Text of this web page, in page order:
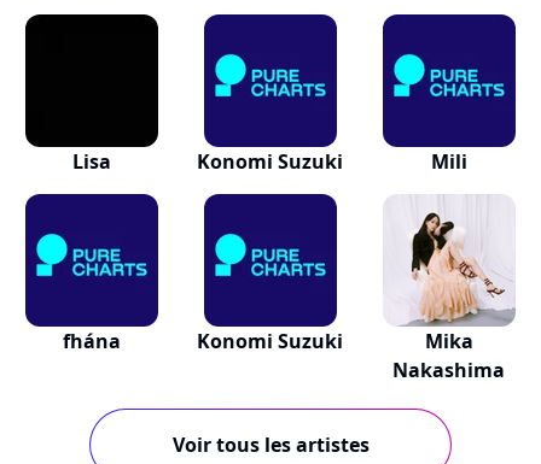
Lisa Konomi Suzuki Mili
fhána Konomi Suzuki
Mika
Nakashima
Voir tous les artistes